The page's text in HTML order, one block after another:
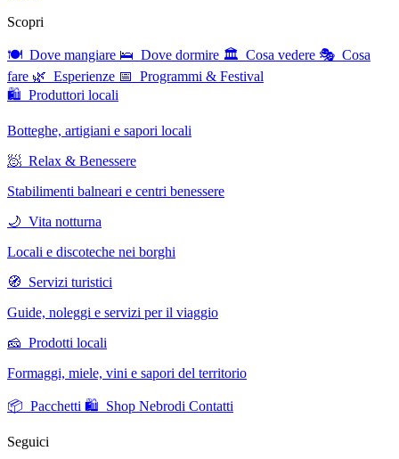
Scopri
🍽 Dove mangiare 🛌 Dove dormire 🏛 Cosa vedere 🎭 Cosa
fare 🌿 Esperienze 📅 Programmi & Festival
🛍 Produttori locali
Botteghe, artigiani e sapori locali
🧖 Relax & Benessere
Stabilimenti balneari e centri benessere
🌙 Vita notturna
Locali e discoteche nei borghi
🧭 Servizi turistici
Guide, noleggi e servizi per il viaggio
🧀 Prodotti locali
Formaggi, miele, vini e sapori del territorio
📦 Pacchetti 🛍️ Shop Nebrodi Contatti
Seguici